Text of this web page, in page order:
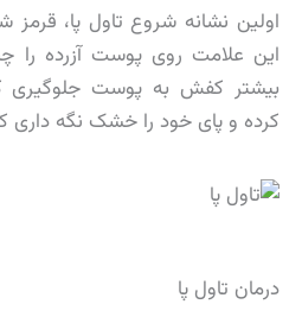
اولین نشانه شروع تاول پا،
این علامت روی پوست آزرده را
بیشتر کفش به پوست جلوگیری
کرده و پای خود را خشک نگه داری
درمان تاول پا